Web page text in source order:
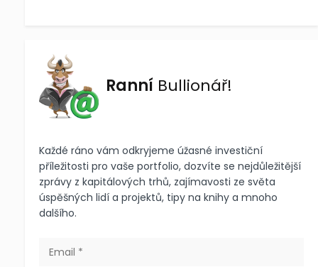
Ranní Bullionář!
Každé ráno vám odkryjeme úžasné investiční
příležitosti pro vaše portfolio, dozvíte se nejdůležitější
zprávy z kapitálových trhů, zajímavosti ze světa
úspěšných lidí a projektů, tipy na knihy a mnoho
dalšího.